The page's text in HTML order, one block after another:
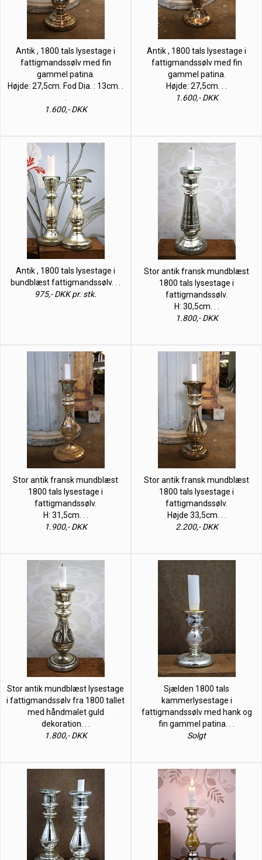
Antik , 1800 tals lysestage i
fattigmandssølv med fin
gammel patina.
Højde: 27,5cm. Fod Dia. : 13cm. .
1.600,- DKK
Antik , 1800 tals lysestage i
fattigmandssølv med fin
gammel patina.
Højde: 27,5cm. . .
1.600,- DKK
Antik , 1800 tals lysestage i
bundblæst fattigmandssølv. . .
975,- DKK pr. stk.
Stor antik fransk mundblæst
1800 tals lysestage i
fattigmandssølv.
H: 30,5cm. . .
1.800,- DKK
Stor antik fransk mundblæst
1800 tals lysestage i
fattigmandssølv.
H: 31,5cm. . .
1.900,- DKK
Stor antik fransk mundblæst
1800 tals lysestage i
fattigmandssølv.
Højde 33,5cm. . .
2.200,- DKK
Stor antik mundblæst lysestage
i fattigmandssølv fra 1800 tallet
med håndmalet guld
dekoration. . .
1.800,- DKK
Sjælden 1800 tals
kammerlysestage i
fattigmandssølv med hank og
fin gammel patina. . .
Solgt